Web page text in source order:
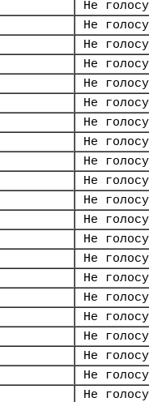
Не
Не
Не
Не
Не
Не
Не
Не
Не
Не
Не
Не
Не
Не
Не
Не
Не
Не
Не
Не
Не